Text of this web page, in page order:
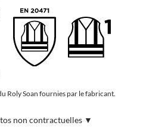
Roly Soan fournies par le fabricant.
non contractuelles ▼